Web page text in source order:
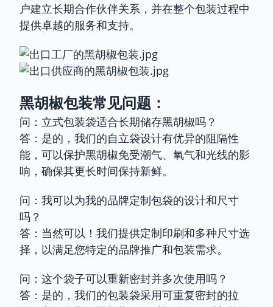
户建立长期合作伙伴关系，并在整个包装过程中
提供卓越的服务和支持。
黑胡椒包装常见问题：
问：立式包装袋适合长期储存黑胡椒吗？
答：是的，我们的自立袋设计有优异的阻隔性
能，可以保护黑胡椒免受潮气、氧气和光线的影
响，确保其更长时间保持新鲜。
问：我可以为我的品牌定制包袋的设计和尺寸
吗？
答：当然可以！我们提供定制印刷和多种尺寸选
择，以满足您特定的品牌推广和包装需求。
问：这个袋子可以重新密封并多次使用吗？
答：是的，我们的包装袋采用可重复密封的拉